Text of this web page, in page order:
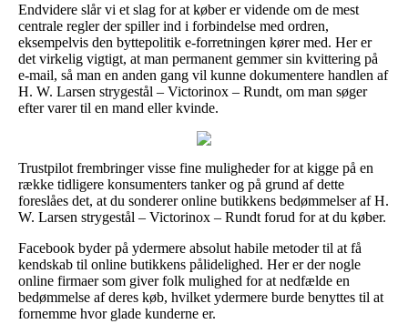
Endvidere slår vi et slag for at køber er vidende om de mest
centrale regler der spiller ind i forbindelse med ordren,
eksempelvis den byttepolitik e-forretningen kører med. Her er
det virkelig vigtigt, at man permanent gemmer sin kvittering på
e-mail, så man en anden gang vil kunne dokumentere handlen af
H. W. Larsen strygestål – Victorinox – Rundt, om man søger
efter varer til en mand eller kvinde.
Trustpilot frembringer visse fine muligheder for at kigge på en
række tidligere konsumenters tanker og på grund af dette
foreslåes det, at du sonderer online butikkens bedømmelser af H.
W. Larsen strygestål – Victorinox – Rundt forud for at du køber.
Facebook byder på ydermere absolut habile metoder til at få
kendskab til online butikkens pålidelighed. Her er der nogle
online firmaer som giver folk mulighed for at nedfælde en
bedømmelse af deres køb, hvilket ydermere burde benyttes til at
fornemme hvor glade kunderne er.